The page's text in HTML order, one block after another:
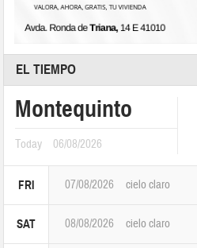
EL TIEMPO
Montequinto
Today 06/08/2026
FRI 07/08/2026 cielo claro
SAT 08/08/2026 cielo claro